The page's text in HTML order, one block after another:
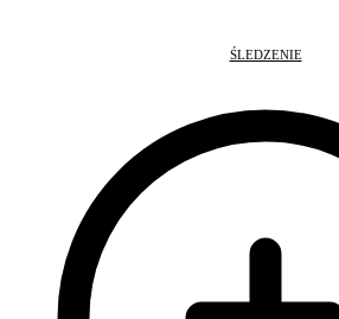
ŚLEDZENIE